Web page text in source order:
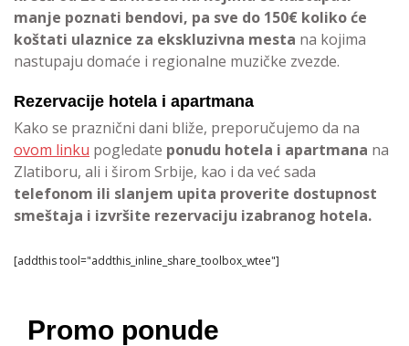
manje poznati bendovi, pa sve do 150€ koliko će
koštati ulaznice za ekskluzivna mesta na kojima
nastupaju domaće i regionalne muzičke zvezde.
Rezervacije hotela i apartmana
Kako se praznični dani bliže, preporučujemo da na
ovom linku pogledate ponudu hotela i apartmana na
Zlatiboru, ali i širom Srbije, kao i da već sada
telefonom ili slanjem upita proverite dostupnost
smeštaja i izvršite rezervaciju izabranog hotela.
[addthis tool="addthis_inline_share_toolbox_wtee"]
Promo ponude